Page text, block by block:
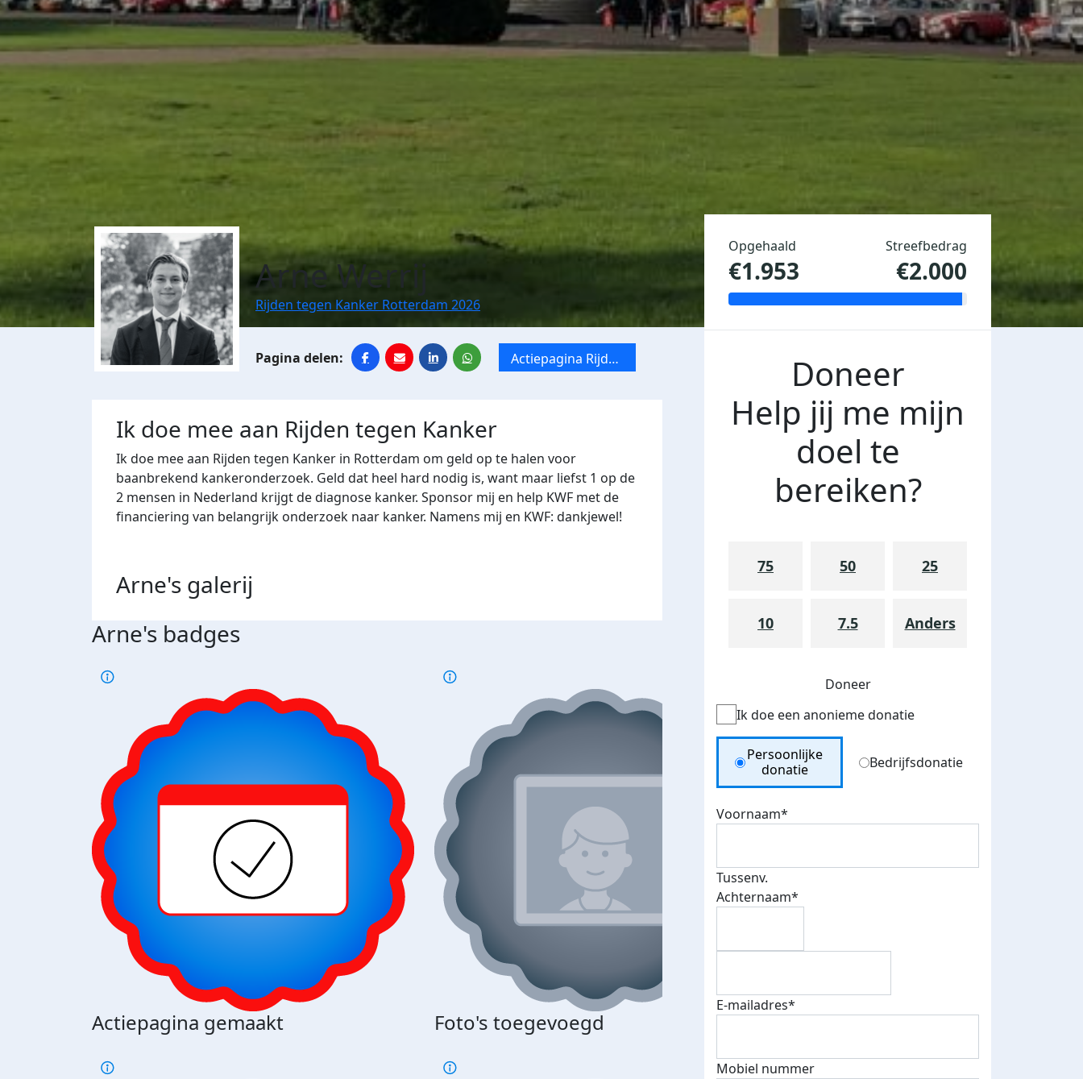
Arne Werrij
Rijden tegen Kanker Rotterdam 2026
Actiepagina Rijden
tegen Kanker
Ik doe mee aan Rijden tegen Kanker
Ik doe mee aan Rijden tegen Kanker in Rotterdam om geld op te halen voor
baanbrekend kankeronderzoek. Geld dat heel hard nodig is, want maar liefst 1 op de
2 mensen in Nederland krijgt de diagnose kanker. Sponsor mij en help KWF met de
financiering van belangrijk onderzoek naar kanker. Namens mij en KWF: dankjewel!
Arne's galerij
Arne's badges
Actiepagina gemaakt Foto's toegevoegd E-mails verstuurd
Top fondsenwerver
Opgehaald
€1.953
Streefbedrag
€2.000
Doneer
Help jij me mijn
doel te
bereiken?
75 50 25
10 7.5 Anders
Doneer
Ik doe een anonieme donatie
Donation Type
Persoonlijke
donatie
Bedrijfsdonatie
Voornaam*
Tussenv.
Achternaam*
E-mailadres*
Mobiel nummer